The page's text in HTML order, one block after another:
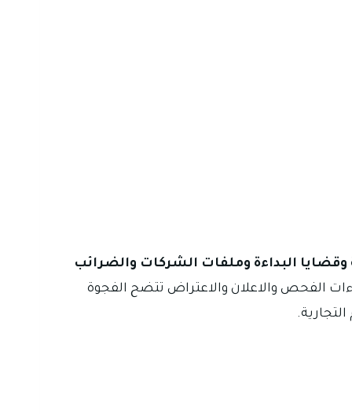
البداءة وملفات الشركات والضرائب
الفحص والاعلان والاعتراض تتضح الفجوة